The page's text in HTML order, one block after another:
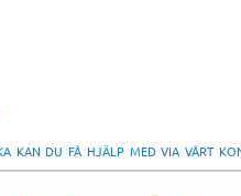
KAN DU FÅ HJÄLP MED VIA VÅRT